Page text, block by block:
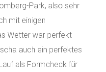
Park, also sehr
mit einigen
Wetter war perfekt
auch ein perfektes
als Formcheck für